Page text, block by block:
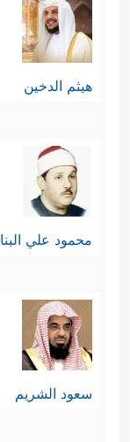
هيثم الدخين
محمود علي البنا
سعود الشريم